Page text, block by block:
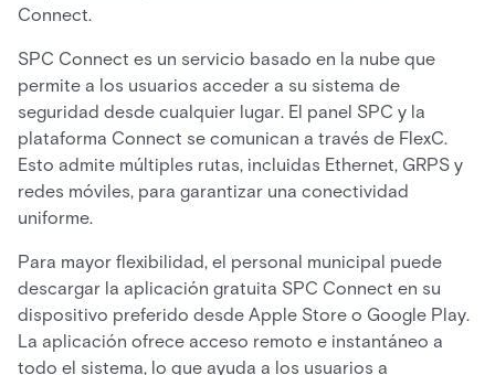
Connect.
SPC Connect es un servicio basado en la nube que
permite a los usuarios acceder a su sistema de
seguridad desde cualquier lugar. El panel SPC y la
plataforma Connect se comunican a través de FlexC.
Esto admite múltiples rutas, incluidas Ethernet, GRPS y
redes móviles, para garantizar una conectividad
uniforme.
Para mayor flexibilidad, el personal municipal puede
descargar la aplicación gratuita SPC Connect en su
dispositivo preferido desde Apple Store o Google Play.
La aplicación ofrece acceso remoto e instantáneo a
todo el sistema, lo que ayuda a los usuarios a